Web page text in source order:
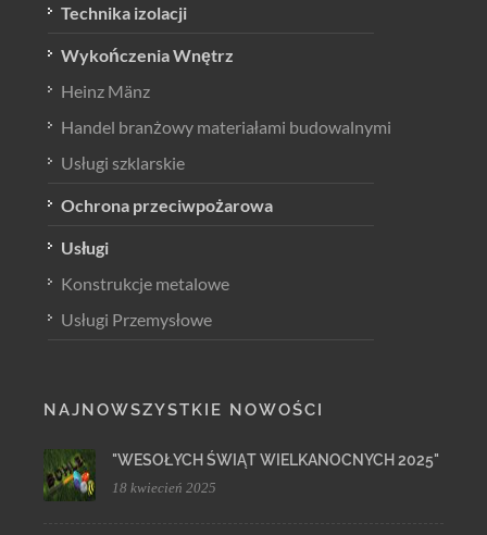
Technika izolacji
Wykończenia Wnętrz
Heinz Mänz
Handel branżowy materiałami budowalnymi
Usługi szklarskie
Ochrona przeciwpożarowa
Usługi
Konstrukcje metalowe
Usługi Przemysłowe
NAJNOWSZYSTKIE NOWOŚCI
"WESOŁYCH ŚWIĄT WIELKANOCNYCH 2025"
18 kwiecień 2025